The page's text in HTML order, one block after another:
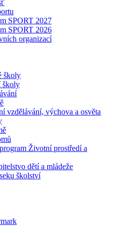
SPORT 2027
SPORT 2026
organizací
školy
školy
vzdělávání, výchova a osvěta
Životní prostředí a
dětí a mládeže
školství